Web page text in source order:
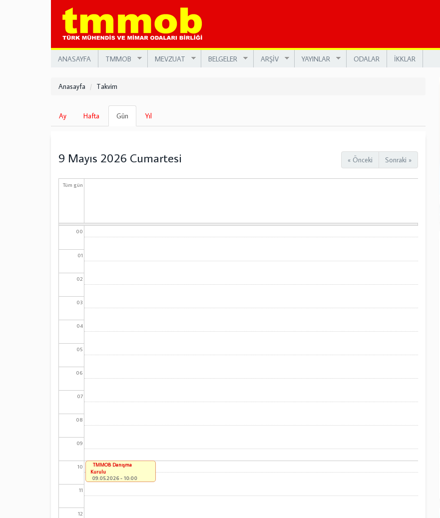
ANASAYFA TMMOB MEVZUAT BELGELER ARŞİV YAYINLAR ODALAR İKKLAR
Anasayfa Takvim
Birincil
sekmeler
Ay Hafta Gün
sekme)
Yıl
« Önceki Sonraki »
9 Mayıs 2026 Cumartesi
Tüm gün
00
01
02
03
04
05
06
07
08
09
10
11
12
TMMOB Danışma
Kurulu
09.05.2026 - 10:00